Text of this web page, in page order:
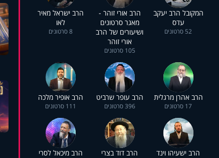
המקובל הרב יעקב
עדס
52 סרטונים
הרב אורי זוהר -
מאגר סרטונים
ושיעורים של הרב
אורי זוהר
105 סרטונים
הרב ישראל מאיר
לאו
8 סרטונים
הרב אהרן מרגלית
17 סרטונים
הרב עופר שרביט
396 סרטונים
הרב אופיר מלכה
111 סרטונים
הרב ישעיהו וינד הרב דוד בצרי הרב מיכאל לסרי